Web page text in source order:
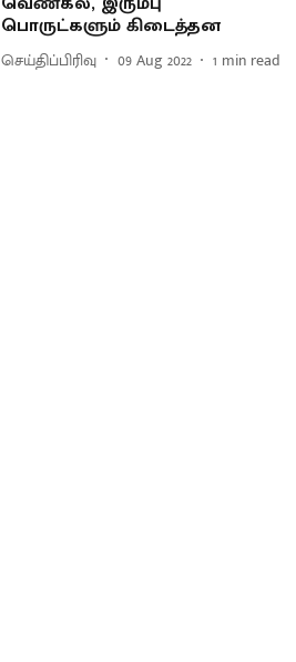
பொருட்களும் கிடைத்தன
செய்திப்பிரிவு 09 Aug 2022 1 min read